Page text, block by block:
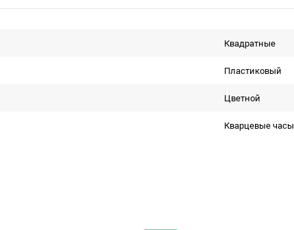
Квадратные
Пластиковый
Цветной
Кварцевые часы